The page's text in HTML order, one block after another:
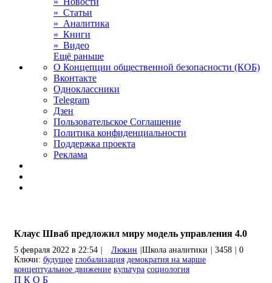
» Статьи
» Аналитика
» Книги
» Видео
Ещё раньше
О Концепции общественной безопасности (КОБ)
Вконтакте
Одноклассники
Telegram
Дзен
Пользовательское Соглашение
Политика конфиденциальности
Поддержка проекта
Реклама
Клаус Шваб предложил миру модель управления 4.0
5 февраля 2022 в 22:54 Люкин Школа аналитики 3458
0
Ключи: будущее глобализация демократия на марше
концептуальное движение культура социология
П К О Б